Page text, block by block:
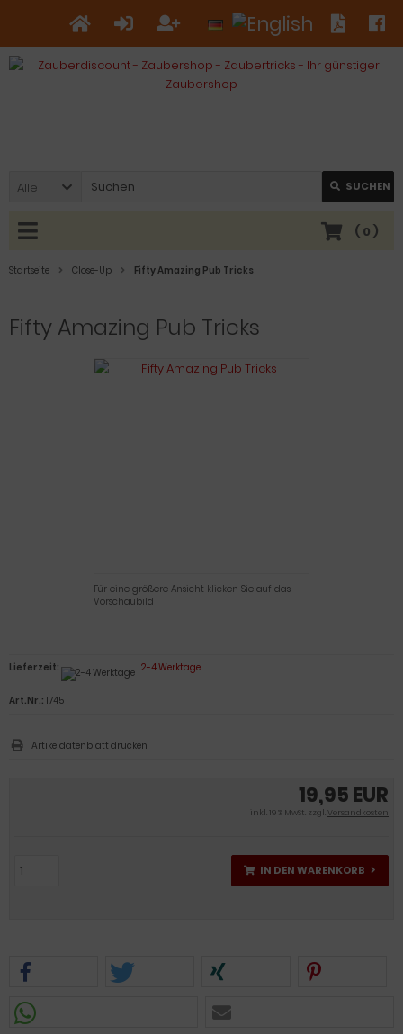
Alle SUCHEN
( 0 )
Startseite Close-Up Fifty Amazing Pub Tricks
Fifty Amazing Pub Tricks
Für eine größere Ansicht klicken Sie auf das
Vorschaubild
19,95 EUR
inkl. 19 % MwSt. zzgl.Versandkosten
IN DEN WARENKORB
Lieferzeit: 2-4 Werktage
Art.Nr.: 1745
Artikeldatenblatt drucken